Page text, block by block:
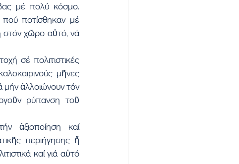
μέ πολύ κόσμο.
ποτίσθηκαν μέ
στόν χῶρο αὐτό, νά
σέ πολιτιστικές
μῆνες
ἀλλοιώνουν τόν
ρύπανση τοῦ
ἀξιοποίηση καί
περιήγησης ἤ
καί γιά αὐτό